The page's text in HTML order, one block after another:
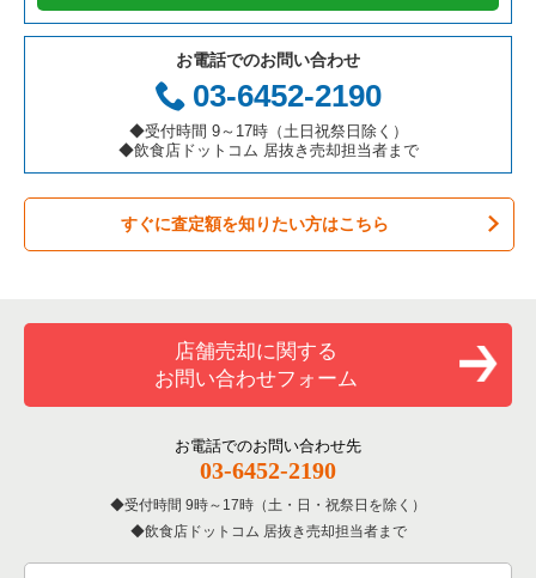
テイクアウトの居抜き売却物件の案件一覧
お弁当・惣菜・デリの居抜き売却物件の案件一覧
カラオケ・パブ・スナックの居抜き売却物件の案件一覧
バーの居抜き売却物件の案件一覧
居酒屋・ダイニングバーの居抜き売却物件の案件一覧
洋食の居抜き売却物件の案件一覧
その他の居抜き売却物件の案件一覧
岐阜県の飲食店の居抜き売却物件の案件一覧
三重県の飲食店の居抜き売却物件の案件一覧
豊中市の飲食店の居抜き売却物件の案件一覧
大阪市都島区の飲食店の居抜き売却物件の案件一覧
大阪市阿倍野区の飲食店の居抜き売却物件の案件一覧
東大阪市の飲食店の居抜き売却物件の案件一覧
吹田市の飲食店の居抜き売却物件の案件一覧
大阪市東住吉区の飲食店の居抜き売却物件の案件一覧
門真市の飲食店の居抜き売却物件の案件一覧
大阪市天王寺区の飲食店の居抜き売却物件の案件一覧
大阪府の鉄板焼き・お好み焼の居抜き売却物件の案件一覧
大阪府のアジア料理の居抜き売却物件の案件一覧
大阪府のカフェの居抜き売却物件の案件一覧
大阪府のテイクアウトの居抜き売却物件の案件一覧
大阪府のお弁当・惣菜・デリの居抜き売却物件の案件一覧
大阪府のバーの居抜き売却物件の案件一覧
大阪府の居酒屋・ダイニングバーの居抜き売却物件の案件一覧
大阪府の和食の居抜き売却物件の案件一覧
大阪府の洋食の居抜き売却物件の案件一覧
大阪府のその他の居抜き売却物件の案件一覧
四ツ橋駅のカフェの居抜き売却物件の案件一覧
四ツ橋駅のバーの居抜き売却物件の案件一覧
四ツ橋駅の居酒屋・ダイニングバーの居抜き売却物件の案件一
四ツ橋駅の和食の居抜き売却物件の案件一覧
四ツ橋駅の洋食の居抜き売却物件の案件一覧
お電話でのお問い合わせ
03-6452-2190
◆受付時間 9～17時（土日祝祭日除く）
◆飲食店ドットコム 居抜き売却担当者まで
すぐに査定額を知りたい方はこちら
店舗売却に関する
お問い合わせフォーム
お電話でのお問い合わせ先
03-6452-2190
受付時間 9時～17時（土・日・祝祭日を除く）
飲食店ドットコム 居抜き売却担当者まで